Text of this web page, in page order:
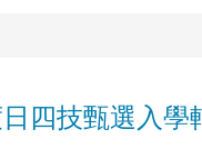
四技甄選入學